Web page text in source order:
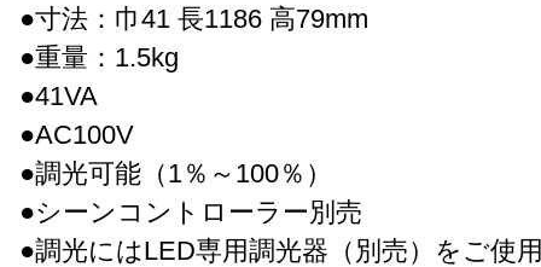
●寸法：巾41 長1186 高79mm
●重量：1.5kg
●41VA
●AC100V
●調光可能（1％～100％）
●シーンコントローラー別売
●調光にはLED専用調光器（別売）をご使